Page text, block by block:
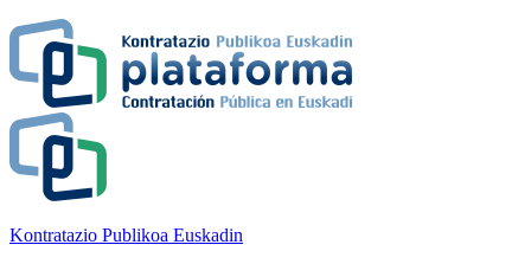
Kontratazio Publikoa Euskadin